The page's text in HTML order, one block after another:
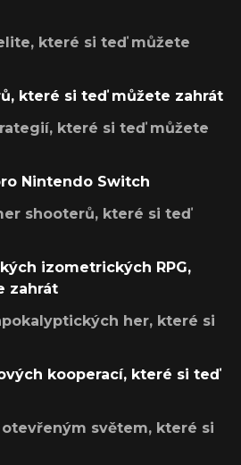
které si teď můžete
které si teď můžete zahrát
které si teď můžete
Nintendo Switch
shooterů, které si teď
izometrických RPG,
zahrát
her, které si
kooperací, které si teď
světem, které si